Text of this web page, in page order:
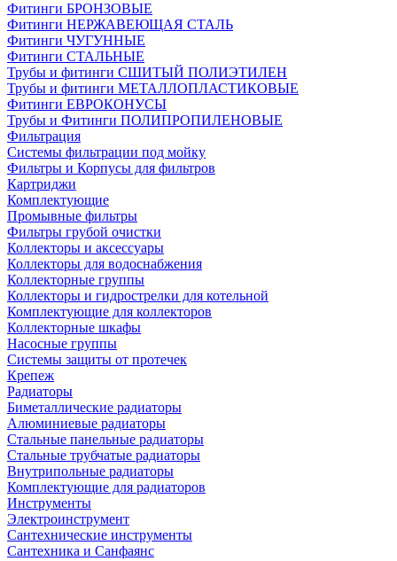
Фитинги БРОНЗОВЫЕ
Фитинги НЕРЖАВЕЮЩАЯ СТАЛЬ
Фитинги ЧУГУННЫЕ
Фитинги СТАЛЬНЫЕ
Трубы и фитинги СШИТЫЙ ПОЛИЭТИЛЕН
Трубы и фитинги МЕТАЛЛОПЛАСТИКОВЫЕ
Фитинги ЕВРОКОНУСЫ
Трубы и Фитинги ПОЛИПРОПИЛЕНОВЫЕ
Фильтрация
Системы фильтрации под мойку
Фильтры и Корпусы для фильтров
Картриджи
Комплектующие
Промывные фильтры
Фильтры грубой очистки
Коллекторы и аксессуары
Коллекторы для водоснабжения
Коллекторные группы
Коллекторы и гидрострелки для котельной
Комплектующие для коллекторов
Коллекторные шкафы
Насосные группы
Системы защиты от протечек
Крепеж
Радиаторы
Биметаллические радиаторы
Алюминиевые радиаторы
Стальные панельные радиаторы
Стальные трубчатые радиаторы
Внутрипольные радиаторы
Комплектующие для радиаторов
Инструменты
Электроинструмент
Сантехнические инструменты
Сантехника и Санфаянс